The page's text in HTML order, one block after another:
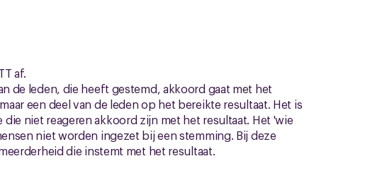
af.
de leden, die heeft gestemd, akkoord gaat met het
een deel van de leden op het bereikte resultaat. Het is
niet reageren akkoord zijn met het resultaat. Het 'wie
niet worden ingezet bij een stemming. Bij deze
die instemt met het resultaat.